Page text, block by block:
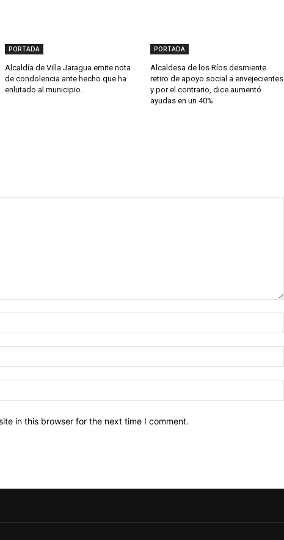
PORTADA
Alcaldía de Villa Jaragua emite nota
de condolencia ante hecho que ha
enlutado al municipio.
PORTADA
Alcaldesa de los Ríos desmiente
retiro de apoyo social a envejecientes
y por el contrario, dice aumentó
ayudas en un 40%
in this browser for the next time I comment.